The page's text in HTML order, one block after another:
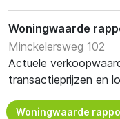
Woningwaarde
Minckelersweg 102
Actuele
transactieprijzen en
Woningwaarde